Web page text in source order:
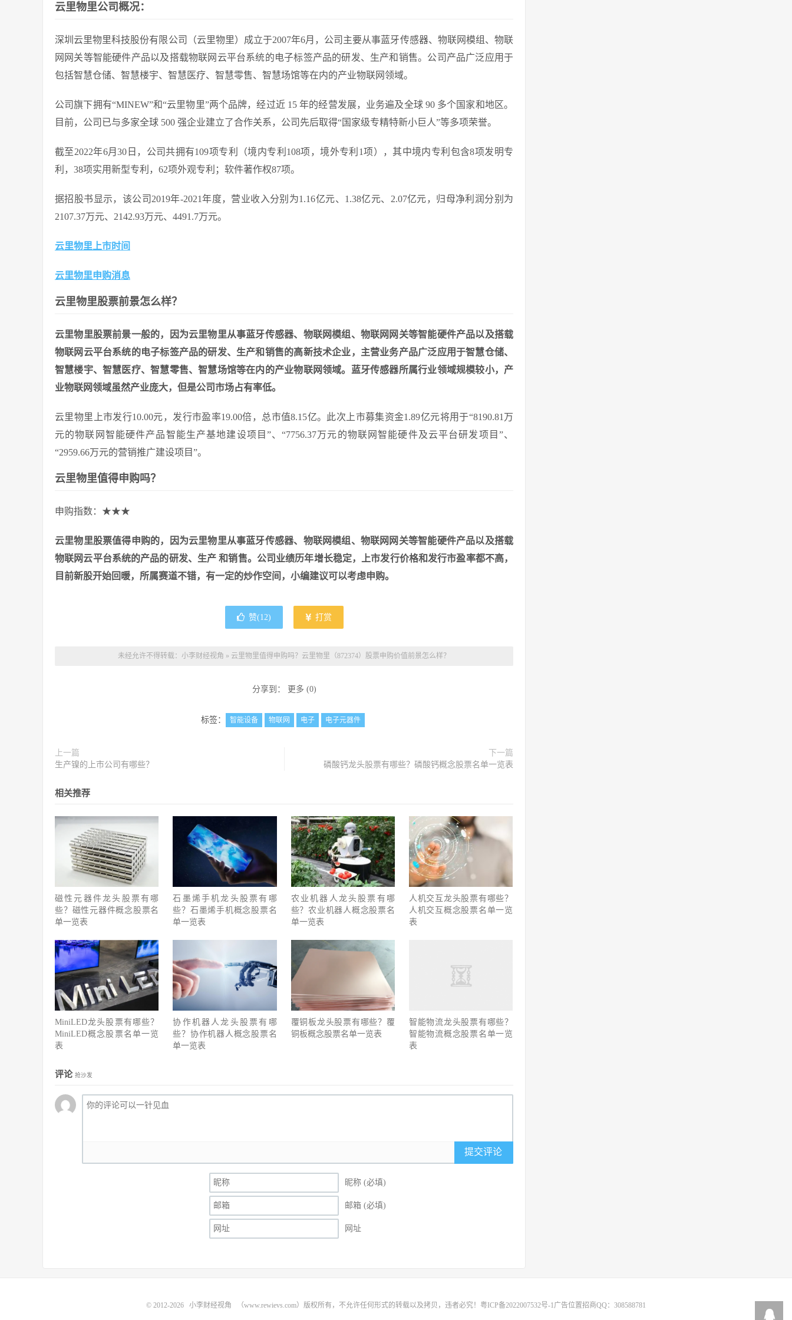
云里物里公司概况：
深圳云里物里科技股份有限公司（云里物里）成立于2007年6月，公司主要从事蓝牙传感器、物联网模组、物联
网网关等智能硬件产品以及搭载物联网云平台系统的电子标签产品的研发、生产和销售。公司产品广泛应用于
包括智慧仓储、智慧楼宇、智慧医疗、智慧零售、智慧场馆等在内的产业物联网领域。
公司旗下拥有“MINEW”和“云里物里”两个品牌，经过近 15 年的经营发展，业务遍及全球 90 多个国家和地区。
目前，公司已与多家全球 500 强企业建立了合作关系，公司先后取得“国家级专精特新小巨人”等多项荣誉。
截至2022年6月30日，公司共拥有109项专利（境内专利108项，境外专利1项），其中境内专利包含8项发明专
利，38项实用新型专利，62项外观专利；软件著作权87项。
据招股书显示，该公司2019年-2021年度，营业收入分别为1.16亿元、1.38亿元、2.07亿元，归母净利润分别为
2107.37万元、2142.93万元、4491.7万元。
云里物里上市时间
云里物里申购消息
云里物里股票前景怎么样？
云里物里股票前景一般的，因为云里物里从事蓝牙传感器、物联网模组、物联网网关等智能硬件产品以及搭载
物联网云平台系统的电子标签产品的研发、生产和销售的高新技术企业，主营业务产品广泛应用于智慧仓储、
智慧楼宇、智慧医疗、智慧零售、智慧场馆等在内的产业物联网领域。蓝牙传感器所属行业领域规模较小，产
业物联网领域虽然产业庞大，但是公司市场占有率低。
云里物里上市发行10.00元，发行市盈率19.00倍，总市值8.15亿。此次上市募集资金1.89亿元将用于“8190.81万
元的物联网智能硬件产品智能生产基地建设项目”、“7756.37万元的物联网智能硬件及云平台研发项目”、
“2959.66万元的营销推广建设项目”。
云里物里值得申购吗？
申购指数：★★★
云里物里股票值得申购的，因为云里物里从事蓝牙传感器、物联网模组、物联网网关等智能硬件产品以及搭载
物联网云平台系统的产品的研发、生产 和销售。公司业绩历年增长稳定，上市发行价格和发行市盈率都不高，
目前新股开始回暖，所属赛道不错，有一定的炒作空间，小编建议可以考虑申购。
赞(12) 打赏
未经允许不得转载： 小李财经视角 » 云里物里值得申购吗？云里物里（872374）股票申购价值前景怎么样？
分享到： 更多 (0)
标签： 智能设备 物联网 电子 电子元器件
上一篇
生产镍的上市公司有哪些？
下一篇
磷酸钙龙头股票有哪些？磷酸钙概念股票名单一览表
相关推荐
磁性元器件龙头股票有哪
些？磁性元器件概念股票名
单一览表
石墨烯手机龙头股票有哪
些？石墨烯手机概念股票名
单一览表
农业机器人龙头股票有哪
些？农业机器人概念股票名
单一览表
人机交互龙头股票有哪些？
人机交互概念股票名单一览
表
MiniLED龙头股票有哪些？
MiniLED概念股票名单一览
表
协作机器人龙头股票有哪
些？协作机器人概念股票名
单一览表
覆铜板龙头股票有哪些？覆
铜板概念股票名单一览表
智能物流龙头股票有哪些？
智能物流概念股票名单一览
表
评论 抢沙发
提交评论
昵称 (必填)
邮箱 (必填)
网址
© 2012-2026 小李财经视角 （www.rewievs.com）版权所有，不允许任何形式的转载以及拷贝，违者必究！ 粤ICP备2022007532号-1广告位置招商QQ：308588781